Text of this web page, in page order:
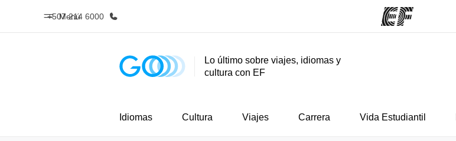
Menú
+507 214 6000
Inicio Programas
Lo último sobre viajes, idiomas y
cultura con EF
Idiomas Cultura Viajes Carrera Vida Estudiantil